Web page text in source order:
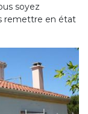
soyez
remettre en état